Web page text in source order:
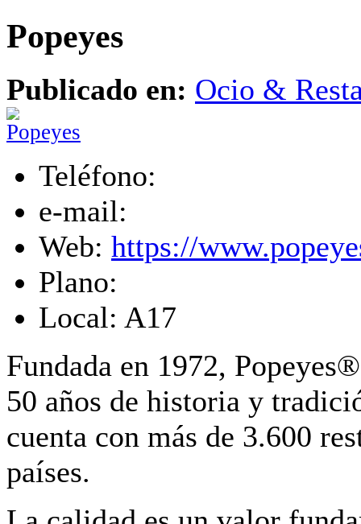
Popeyes
Publicado en: Ocio &
Teléfono:
e-mail:
Web: https://
Plano:
Local: A17
Fundada en 1972,
50 años de historia y
cuenta con más de 3.600
países.